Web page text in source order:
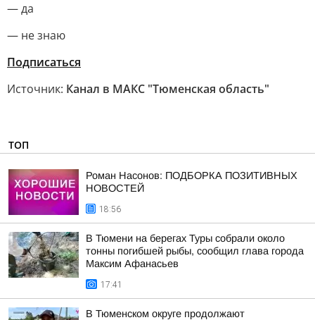
— да
— не знаю
Подписаться
Источник: Канал в МАКС "Тюменская область"
ТОП
Роман Насонов: ПОДБОРКА ПОЗИТИВНЫХ
НОВОСТЕЙ
18:56
В Тюмени на берегах Туры собрали около
тонны погибшей рыбы, сообщил глава города
Максим Афанасьев
17:41
В Тюменском округе продолжают